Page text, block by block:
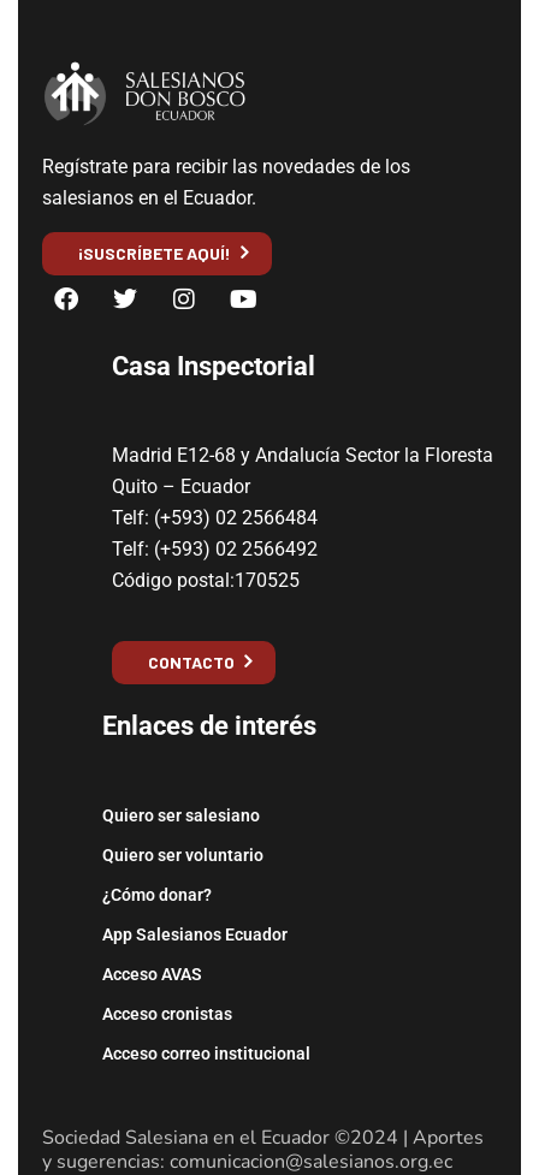
Regístrate para recibir las novedades de los
salesianos en el Ecuador.
¡SUSCRÍBETE AQUÍ!
Casa Inspectorial
Madrid E12-68 y Andalucía Sector la Floresta
Quito – Ecuador
Telf: (+593) 02 2566484
Telf: (+593) 02 2566492
Código postal:170525
CONTACTO
Enlaces de interés
Quiero ser salesiano
Quiero ser voluntario
¿Cómo donar?
App Salesianos Ecuador
Acceso AVAS
Acceso cronistas
Acceso correo institucional
Sociedad Salesiana en el Ecuador ©2024 | Aportes
y sugerencias: comunicacion@salesianos.org.ec